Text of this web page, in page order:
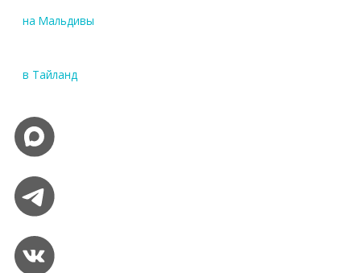
на Мальдивы
в Тайланд